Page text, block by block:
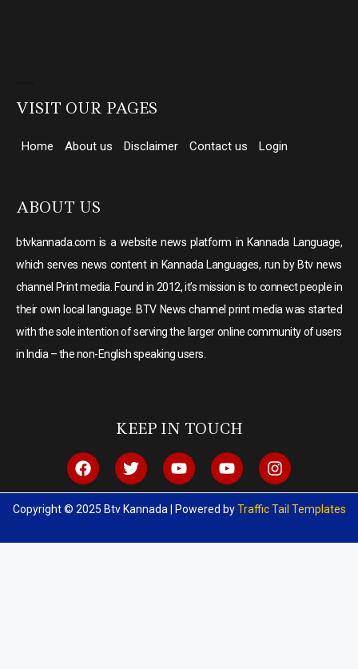
VISIT OUR PAGES
Home About us Disclaimer Contact us Login
ABOUT US
btvkannada.com is a website news platform in Kannada Language,
which serves news content in Kannada Languages, run by Btv news
channel Print media. Found in 2012, it’s mission is to connect people in
their own local language. BTV News channel print media was started
with the sole intention of serving the larger online community of users
in India – the non-English speaking users.
KEEP IN TOUCH
Copyright © 2025 Btv Kannada | Powered byTraffic Tail Templates